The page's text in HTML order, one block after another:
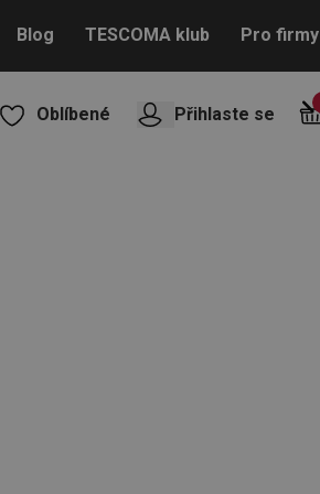
Blog TESCOMA klub Pro firmy
Oblíbené Přihlaste se